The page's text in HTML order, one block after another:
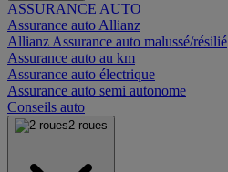
ASSURANCE AUTO
Assurance auto Allianz
Allianz Assurance auto malussé/résilié
Assurance auto au km
Assurance auto électrique
Assurance auto semi autonome
Conseils auto
2 roues